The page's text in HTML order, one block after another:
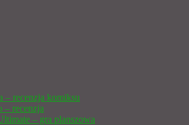
– recenzja komiksu
– recenzja
– gra planszowa